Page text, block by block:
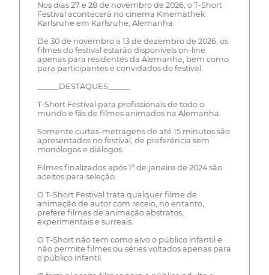
Nos dias 27 e 28 de novembro de 2026, o T-Short
Festival acontecerá no cinema Kinemathek
Karlsruhe em Karlsruhe, Alemanha.
De 30 de novembro a 13 de dezembro de 2026, os
filmes do festival estarão disponíveis on-line
apenas para residentes da Alemanha, bem como
para participantes e convidados do festival.
______DESTAQUES______
T-Short Festival para profissionais de todo o
mundo e fãs de filmes animados na Alemanha.
Somente curtas-metragens de até 15 minutos são
apresentados no festival, de preferência sem
monólogos e diálogos.
Filmes finalizados após 1º de janeiro de 2024 são
aceitos para seleção.
O T-Short Festival trata qualquer filme de
animação de autor com receio, no entanto,
prefere filmes de animação abstratos,
experimentais e surreais.
O T-Short não tem como alvo o público infantil e
não permite filmes ou séries voltados apenas para
o público infantil.